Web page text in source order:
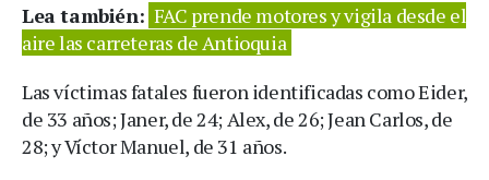
Lea también: FAC prende motores y vigila desde el
aire las carreteras de Antioquia
Las víctimas fatales fueron identificadas como Eider,
de 33 años; Janer, de 24; Alex, de 26; Jean Carlos, de
28; y Víctor Manuel, de 31 años.